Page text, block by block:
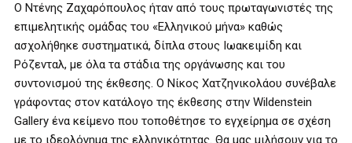
Ο Ντένης Ζαχαρόπουλος ήταν από τους πρωταγωνιστές της
επιμελητικής ομάδας του «Ελληνικού μήνα» καθώς
ασχολήθηκε συστηματικά, δίπλα στους Ιωακειμίδη και
Ρόζενταλ, με όλα τα στάδια της οργάνωσης και του
συντονισμού της έκθεσης. Ο Νίκος Χατζηνικολάου συνέβαλε
γράφοντας στον κατάλογο της έκθεσης στην Wildenstein
Gallery ένα κείμενο που τοποθέτησε το εγχείρημα σε σχέση
με το ιδεολόγημα της ελληνικότητας. Θα μας μιλήσουν για το